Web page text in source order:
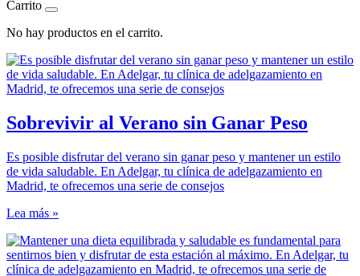
Carrito
No hay productos en el carrito.
Sobrevivir al Verano sin Ganar Peso
Es posible disfrutar del verano sin ganar peso y mantener un estilo
de vida saludable. En Adelgar, tu clínica de adelgazamiento en
Madrid, te ofrecemos una serie de consejos
Lea más »